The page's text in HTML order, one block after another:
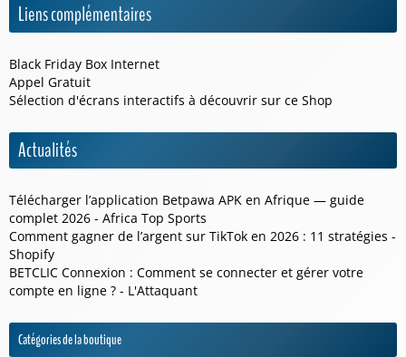
Liens complémentaires
Black Friday Box Internet
Appel Gratuit
Sélection d'écrans interactifs à découvrir sur ce Shop
Actualités
Télécharger l’application Betpawa APK en Afrique — guide
complet 2026 - Africa Top Sports
Comment gagner de l’argent sur TikTok en 2026 : 11 stratégies -
Shopify
BETCLIC Connexion : Comment se connecter et gérer votre
compte en ligne ? - L'Attaquant
Catégories de la boutique